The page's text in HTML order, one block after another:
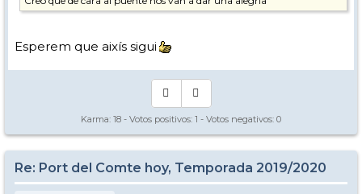
Esperem que aixís sigui
Karma: 18 - Votos positivos: 1 - Votos negativos: 0
Re: Port del Comte hoy, Temporada 2019/2020